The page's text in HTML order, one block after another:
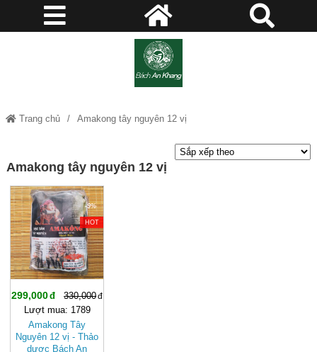
Trang chủ Amakong tây nguyên 12 vị
Amakong tây nguyên 12 vị
-9%
HOT
299,000
330,000
Lượt mua: 1789
Amakong Tây
Nguyên 12 vị - Thảo
dược Bách An